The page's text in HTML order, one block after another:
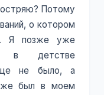
Потому
о котором
Я позже уже
в детстве
не было, а
был в моем